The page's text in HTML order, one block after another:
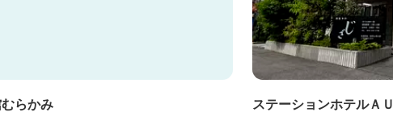
らかみ
ステーションホテルＡＵ